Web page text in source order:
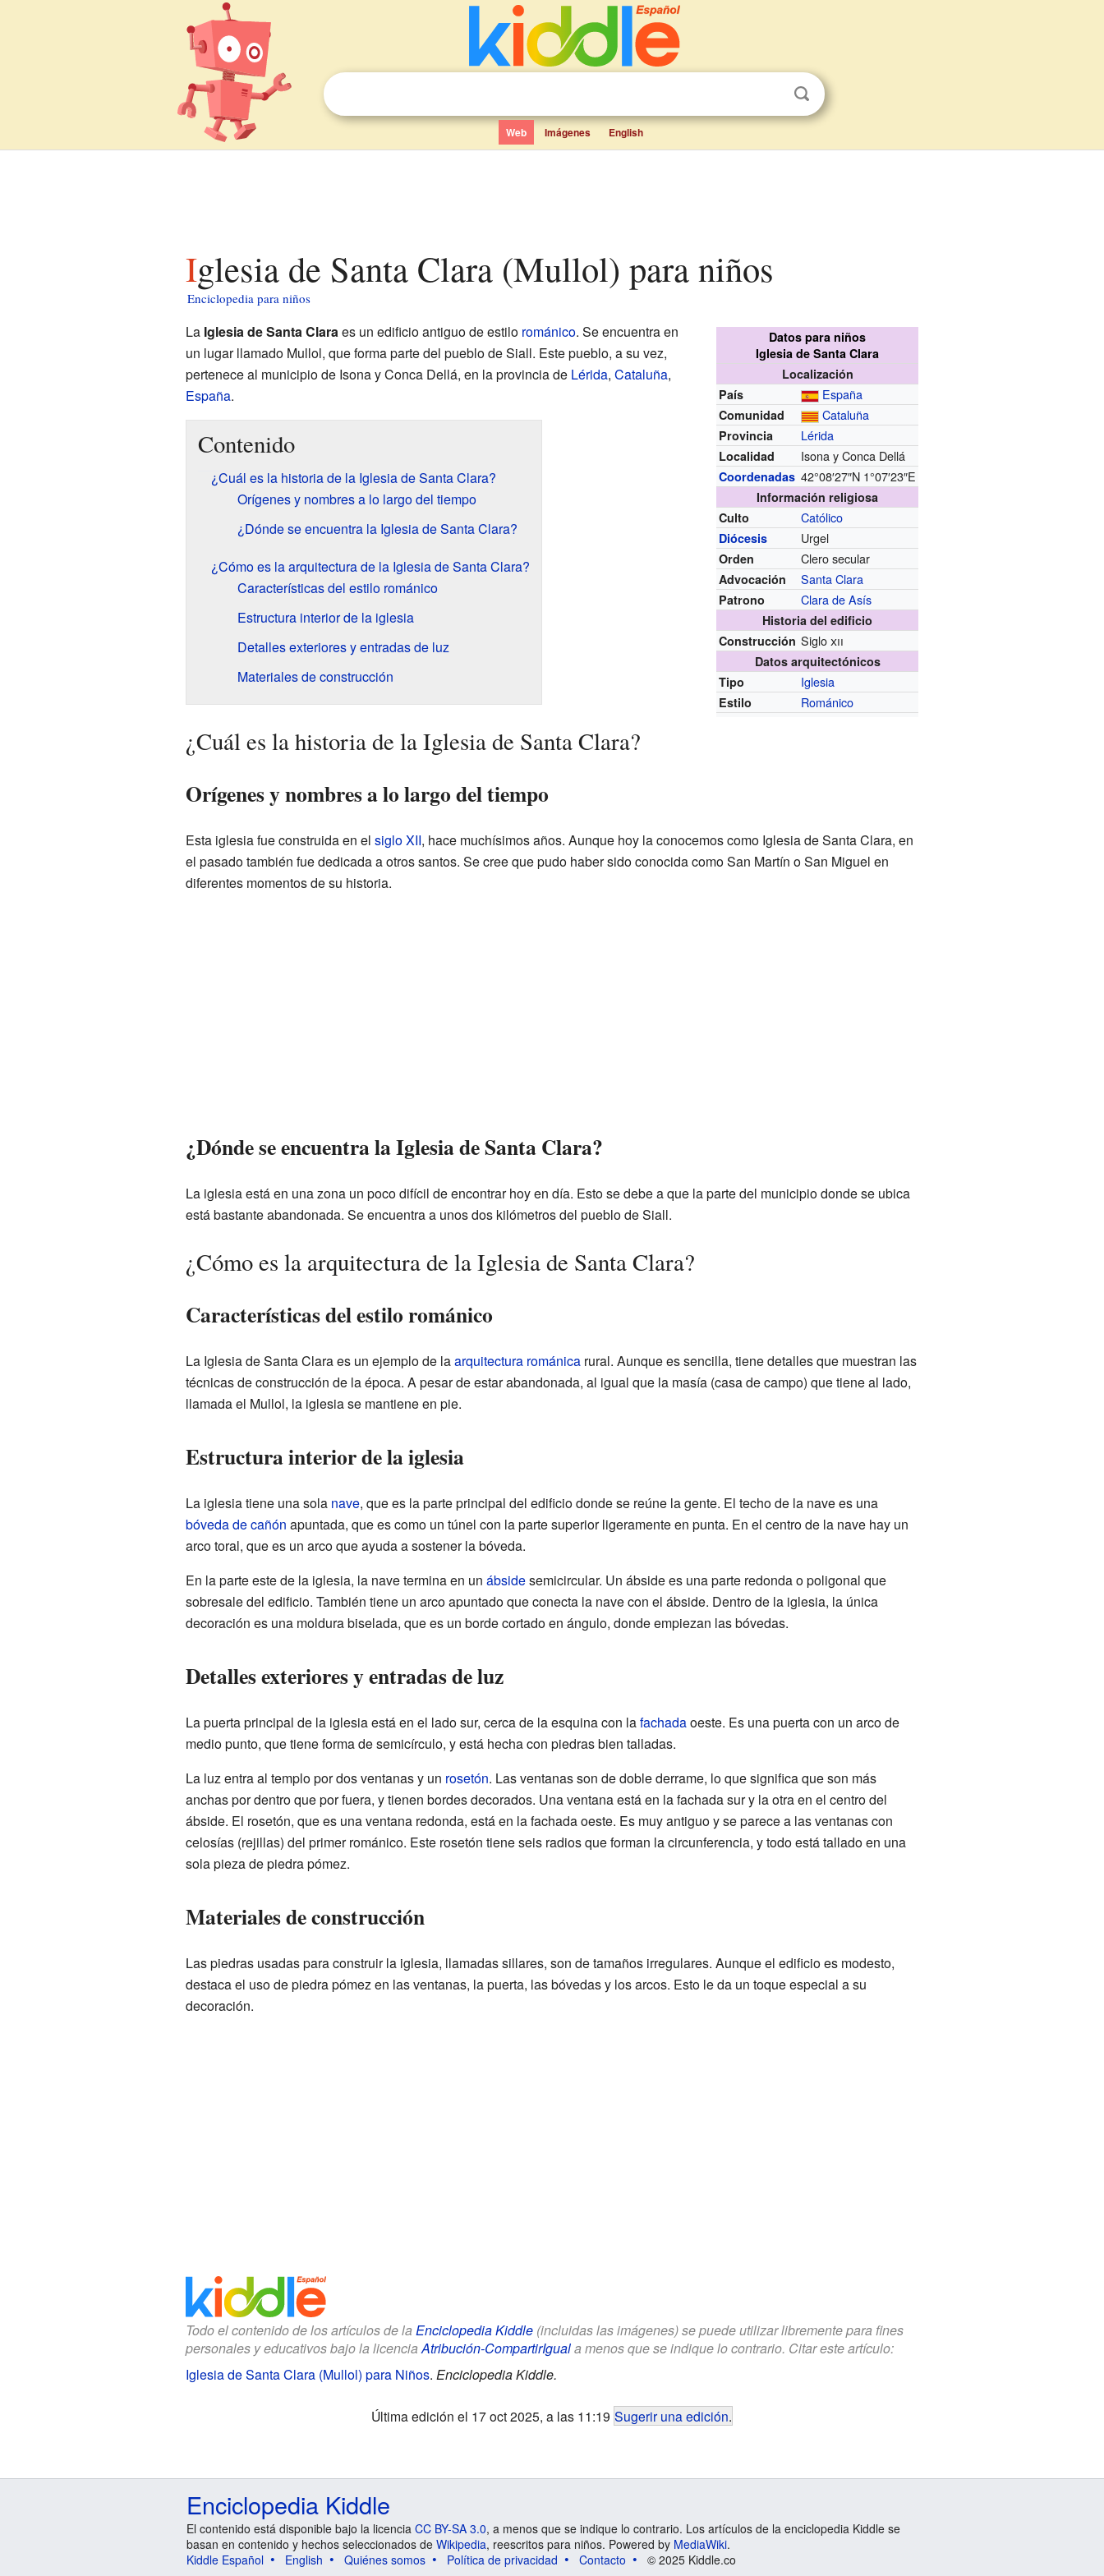
Web Imágenes English
Iglesia de Santa Clara (Mullol) para niños
Enciclopedia para niños
Datos para niños
Iglesia de Santa Clara
Localización
País
España
Comunidad Cataluña
Provincia Lérida
Localidad Isona y Conca Dellá
Coordenadas 42°08′27″N 1°07′23″E
Información religiosa
Culto
Católico
Diócesis Urgel
Orden Clero secular
Advocación Santa Clara
Patrono Clara de Asís
Historia del edificio
Construcción Sigloxii
Datos arquitectónicos
Tipo
Iglesia
Estilo Románico
La Iglesia de Santa Claraes un edificio antiguo de estilo románico. Se encuentra en
un lugar llamado Mullol, que forma parte del pueblo de Siall. Este pueblo, a su vez,
pertenece al municipio de Isona y Conca Dellá, en la provincia de Lérida, Cataluña,
España.
Contenido
¿Cuál es la historia de la Iglesia de Santa Clara?
Orígenes y nombres a lo largo del tiempo
¿Dónde se encuentra la Iglesia de Santa Clara?
¿Cómo es la arquitectura de la Iglesia de Santa Clara?
Características del estilo románico
Estructura interior de la iglesia
Detalles exteriores y entradas de luz
Materiales de construcción
¿Cuál es la historia de la Iglesia de Santa Clara?
Orígenes y nombres a lo largo del tiempo
Esta iglesia fue construida en el siglo XII, hace muchísimos años. Aunque hoy la conocemos como Iglesia de Santa Clara, en
el pasado también fue dedicada a otros santos. Se cree que pudo haber sido conocida como San Martín o San Miguel en
diferentes momentos de su historia.
¿Dónde se encuentra la Iglesia de Santa Clara?
La iglesia está en una zona un poco difícil de encontrar hoy en día. Esto se debe a que la parte del municipio donde se ubica
está bastante abandonada. Se encuentra a unos dos kilómetros del pueblo de Siall.
¿Cómo es la arquitectura de la Iglesia de Santa Clara?
Características del estilo románico
La Iglesia de Santa Clara es un ejemplo de laarquitectura románicarural. Aunque es sencilla, tiene detalles que muestran las
técnicas de construcción de la época. A pesar de estar abandonada, al igual que la masía (casa de campo) que tiene al lado,
llamada el Mullol, la iglesia se mantiene en pie.
Estructura interior de la iglesia
La iglesia tiene una sola nave, que es la parte principal del edificio donde se reúne la gente. El techo de la nave es una
bóveda de cañón apuntada, que es como un túnel con la parte superior ligeramente en punta. En el centro de la nave hay un
arco toral, que es un arco que ayuda a sostener la bóveda.
En la parte este de la iglesia, la nave termina en un ábsidesemicircular. Un ábside es una parte redonda o poligonal que
sobresale del edificio. También tiene un arco apuntado que conecta la nave con el ábside. Dentro de la iglesia, la única
decoración es una moldura biselada, que es un borde cortado en ángulo, donde empiezan las bóvedas.
Detalles exteriores y entradas de luz
La puerta principal de la iglesia está en el lado sur, cerca de la esquina con lafachadaoeste. Es una puerta con un arco de
medio punto, que tiene forma de semicírculo, y está hecha con piedras bien talladas.
La luz entra al templo por dos ventanas y un rosetón. Las ventanas son de doble derrame, lo que significa que son más
anchas por dentro que por fuera, y tienen bordes decorados. Una ventana está en la fachada sur y la otra en el centro del
ábside. El rosetón, que es una ventana redonda, está en la fachada oeste. Es muy antiguo y se parece a las ventanas con
celosías (rejillas) del primer románico. Este rosetón tiene seis radios que forman la circunferencia, y todo está tallado en una
sola pieza de piedra pómez.
Materiales de construcción
Las piedras usadas para construir la iglesia, llamadas sillares, son de tamaños irregulares. Aunque el edificio es modesto,
destaca el uso de piedra pómez en las ventanas, la puerta, las bóvedas y los arcos. Esto le da un toque especial a su
decoración.
Todo el contenido de los artículos de la Enciclopedia Kiddle(incluidas las imágenes) se puede utilizar libremente para fines
personales y educativos bajo la licenciaAtribución-CompartirIguala menos que se indique lo contrario. Citar este artículo:
Iglesia de Santa Clara (Mullol) para Niños. Enciclopedia Kiddle.
Última edición el 17 oct 2025, a las 11:19 Sugerir una edición.
Enciclopedia Kiddle
El contenido está disponible bajo la licencia CC BY-SA 3.0, a menos que se indique lo contrario. Los artículos de la enciclopedia Kiddle se
basan en contenido y hechos seleccionados de Wikipedia, reescritos para niños. Powered by MediaWiki.
Kiddle Español
English Quiénes somos Política de privacidad Contacto © 2025 Kiddle.co